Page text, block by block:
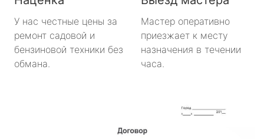
У нас честные цены за
ремонт садовой и
бензиновой техники без
обмана.
Мастер оперативно
приезжает к месту
назначения в течении
часа.